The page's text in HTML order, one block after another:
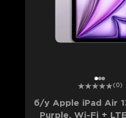
12
(0)
б/у Apple iPad Air
Purple, Wi-Fi +